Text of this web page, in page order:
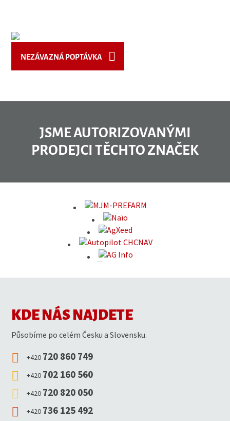
NEZÁVAZNÁ POPTÁVKA
JSME AUTORIZOVANÝMI
PRODEJCI TĚCHTO ZNAČEK
KDE NÁS NAJDETE
Působíme po celém Česku a Slovensku.
+420 720 860 749
+420 702 160 560
+420 720 820 050
+420 736 125 492